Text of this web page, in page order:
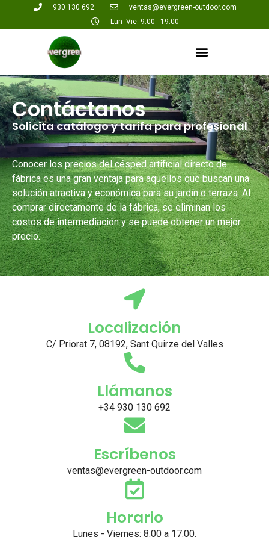
930 130 692
ventas@evergreen-outdoor.com
Lun- Vie: 9:00 - 19:00
Contáctanos
Solicita catálogo y tarifa para profesional
Conocer los precios del césped artificial directo de
fábrica es una gran ventaja para aquellos que buscan una
solución atractiva y económica para su jardín o terraza. Al
comprar directamente de la fábrica, se eliminan los
costos de intermediación y se puede obtener un mejor
precio.
Localización
C/ Priorat 7, 08192, Sant Quirze del Valles
Llámanos
+34 930 130 692
Escríbenos
ventas@evergreen-outdoor.com
Horario
Lunes - Viernes: 8:00 a 17:00.